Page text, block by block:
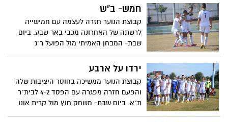
חמש- ב"ש
קבוצת הנוער חזרה לעצמה עם חמישייה
לרשתה של האחרונה מכבי באר שבע. ביום
שבת- המבחן האמיתי מול הפועל ר"ג
ירדו על ארבע
קבוצת הנוער ממשיכה בחוסר היציבות שלה
והפעם חזרה מפגרה עם הפסד 4-2 לבית"ר
ת"א. ביום שבת- משחק חוץ מול קרית אונו